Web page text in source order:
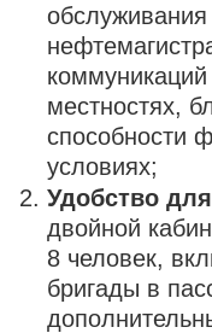
местностях,
способности
условиях;
Удобство
двойной
8 человек,
бригады в